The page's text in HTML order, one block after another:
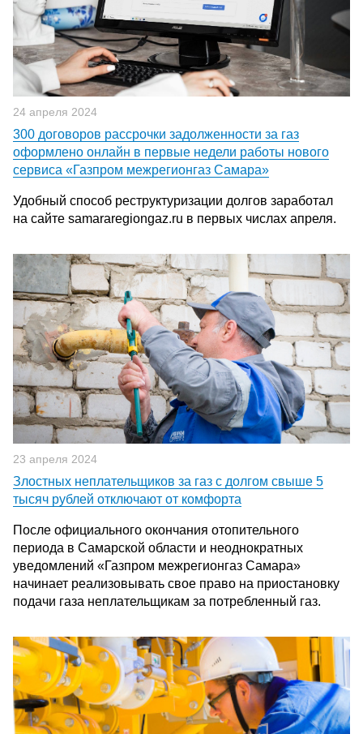
24 апреля 2024
300 договоров рассрочки задолженности за газ
оформлено онлайн в первые недели работы нового
сервиса «Газпром межрегионгаз Самара»
Удобный способ реструктуризации долгов заработал
на сайте samararegiongaz.ru в первых числах апреля.
23 апреля 2024
Злостных неплательщиков за газ с долгом свыше 5
тысяч рублей отключают от комфорта
После официального окончания отопительного
периода в Самарской области и неоднократных
уведомлений «Газпром межрегионгаз Самара»
начинает реализовывать свое право на приостановку
подачи газа неплательщикам за потребленный газ.